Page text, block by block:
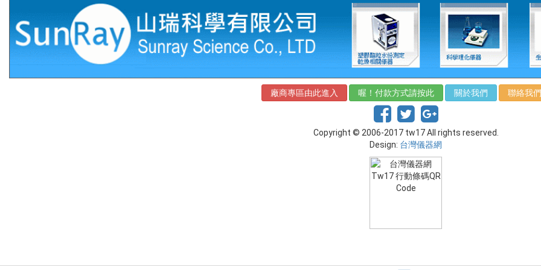
廠商專區由此進入 喔！付款方式請按此 關於我們 聯絡我們
Copyright © 2006-2017 tw17 All rights reserved.
Design: 台灣儀器網